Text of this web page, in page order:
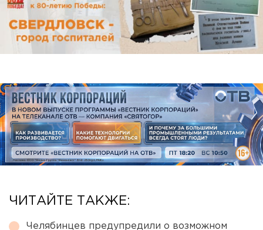
ЧИТАЙТЕ ТАКЖЕ:
Челябинцев предупредили о возможном